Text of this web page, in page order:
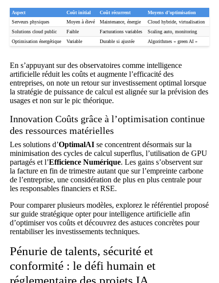
Aspect Coût initial Coût récurrent
Moyens d’optimisation
Serveurs physiques
Moyen à élevé Maintenance, énergie
Cloud hybride, virtualisation
Solutions cloud public
Faible Facturations variables
Scaling auto, monitoring
Optimisation énergétique
Variable Durable si ajustée Algorithmes « green AI »
En s’appuyant sur des observatoires comme intelligence
artificielle réduit les coûts et augmente l’efficacité des
entreprises, on note un retour sur investissement optimal lorsque
la stratégie de puissance de calcul est alignée sur la prévision des
usages et non sur le pic théorique.
Innovation Coûts grâce à l’optimisation continue
des ressources matérielles
Les solutions d’OptimalAI se concentrent désormais sur la
minimisation des cycles de calcul superflus, l’utilisation de GPU
partagés et l’Efficience Numérique. Les gains s’observent sur
la facture en fin de trimestre autant que sur l’empreinte carbone
de l’entreprise, une considération de plus en plus centrale pour
les responsables financiers et RSE.
Pour comparer plusieurs modèles, explorez le référentiel proposé
sur guide stratégique opter pour intelligence artificielle afin
d’optimiser vos coûts et découvrez des astuces concrètes pour
rentabiliser les investissements techniques.
Pénurie de talents, sécurité et
conformité : le défi humain et
réglementaire des projets IA